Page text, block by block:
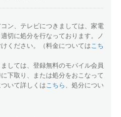
ン、テレビにつきましては、家電
切に処分を行なっております。ノ
ください。（料金については こち
しては、登録無料のモバイル会員
下取り、または処分をおこなって
いて詳しくは こちら
、処分につい